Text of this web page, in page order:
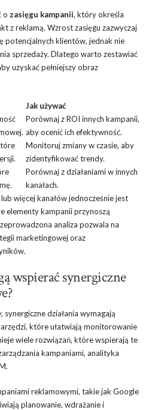
o zasięgu kampanii, który określa
z reklamą. Wzrost zasięgu zazwyczaj
potencjalnych klientów, jednak nie
sprzedaży. Dlatego warto zestawiać
uzyskać pełniejszy obraz
Jak używać
Porównaj z ROI innych kampanii,
aby ocenić ich efektywność.
Monitoruj zmiany w czasie, aby
zidentyfikować trendy.
Porównaj z działaniami w innych
kanałach.
więcej kanałów jednocześnie jest
elementy kampanii przynoszą
analiza pozwala na
marketingowej oraz
wspierać synergiczne
działania wymagają
które ułatwiają monitorowanie
wiele rozwiązań, które wspierają te
kampaniami, analityka
reklamowymi, takie jak Google
planowanie, wdrażanie i